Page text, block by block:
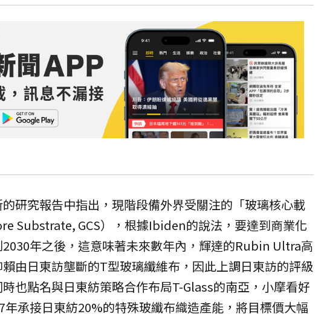
研究報告中指出，現階段備外界受關注的「玻璃核心載
Substrate, GCS），根據Ibiden的說法，要達到商業化
年之後，這意味著未來數年內，輝達的Rubin Ultra高
由日東訪壟斷的T型玻璃纖維布，因此上調日東訪的評級
也點名與日東紡策略合作布局T-Glass的南亞，小摩看好
年承接日東紡20%的特殊玻纖布織造產能，將目標價大幅